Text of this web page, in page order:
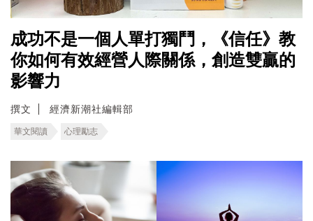
成功不是一個人單打獨鬥，《信任》教
你如何有效經營人際關係，創造雙贏的
影響力
撰文 經濟新潮社編輯部
華文閱讀 心理勵志